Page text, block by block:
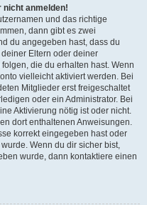
nicht anmelden!
und das richtige
dann gibt es zwei
du angegeben hast, dass du
Eltern oder deiner
die du erhalten hast. Wenn
vielleicht aktiviert werden. Bei
Mitglieder erst freigeschaltet
oder ein Administrator. Bei
Aktivierung nötig ist oder nicht.
dort enthaltenen Anweisungen.
korrekt eingegeben hast oder
Wenn du dir sicher bist,
wurde, dann kontaktiere einen